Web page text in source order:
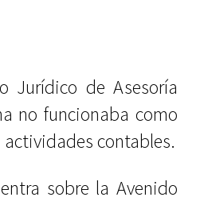
Jurídico de Asesoría
no funcionaba como
actividades contables.
sobre la Avenido